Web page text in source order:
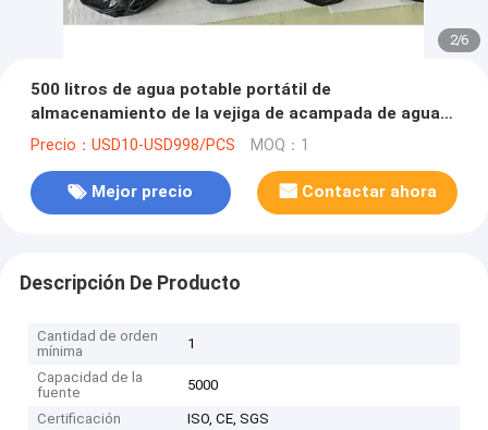
2/6
500 litros de agua potable portátil de
almacenamiento de la vejiga de acampada de agua
de almohada tanques
Precio：USD10-USD998/PCS MOQ：1
Mejor precio Contactar ahora
Descripción De Producto
Cantidad de orden
mínima
1
Capacidad de la
fuente
5000
Certificación
ISO, CE, SGS